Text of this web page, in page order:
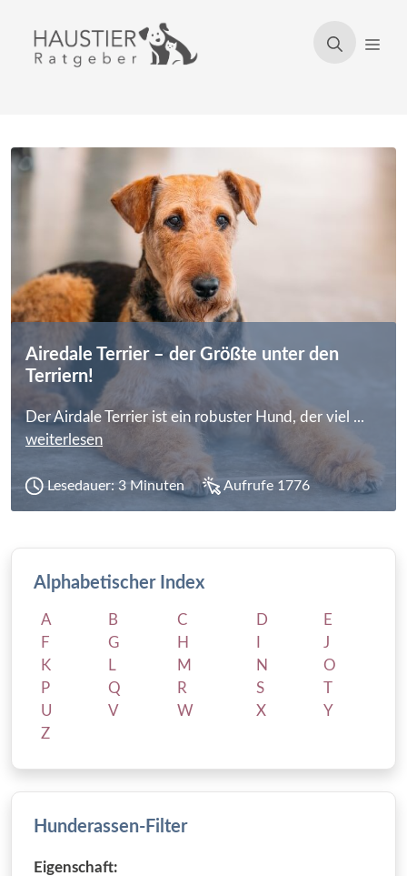
Inhalt
springen
Airedale Terrier – der Größte unter den
Terriern!
Der Airdale Terrier ist ein robuster Hund, der viel ...
weiterlesen
Lesedauer: 3 Minuten Aufrufe 1776
Alphabetischer Index
A B C D
E
F
G H
J
K
L M N
O
P
Q R S
T
U
V W X
Y
Z
Hunderassen-Filter
Eigenschaft: